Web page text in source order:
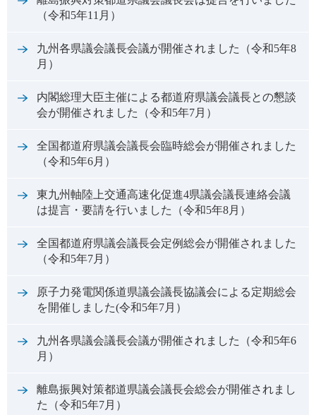
（令和5年11月）
九州各県議会議長会議が開催されました（令和5年8
月）
内閣総理大臣主催による都道府県議会議長との懇談
会が開催されました（令和5年7月）
全国都道府県議会議長会臨時総会が開催されました
（令和5年6月）
東九州軸陸上交通高速化促進4県議会議長連絡会議
は提言・要請を行いました（令和5年8月）
全国都道府県議会議長会定例総会が開催されました
（令和5年7月）
原子力発電関係道県議会議長協議会による定期総会
を開催しました(令和5年7月）
九州各県議会議長会議が開催されました（令和5年6
月）
離島振興対策都道県議会議長会総会が開催されまし
た（令和5年7月）